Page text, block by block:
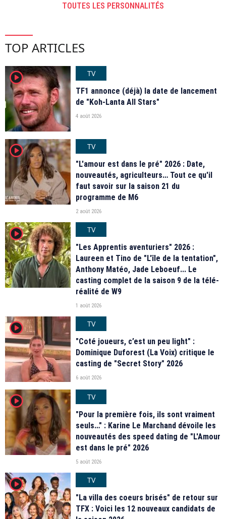
TOUTES LES PERSONNALITÉS
TOP ARTICLES
player2
TV
TF1 annonce (déjà) la date de lancement
de "Koh-Lanta All Stars"
4 août 2026
player2
TV
"L'amour est dans le pré" 2026 : Date,
nouveautés, agriculteurs… Tout ce qu'il
faut savoir sur la saison 21 du
programme de M6
2 août 2026
player2
TV
"Les Apprentis aventuriers" 2026 :
Laureen et Tino de "L'île de la tentation",
Anthony Matéo, Jade Leboeuf... Le
casting complet de la saison 9 de la télé-
réalité de W9
1 août 2026
player2
TV
"Coté joueurs, c’est un peu light" :
Dominique Duforest (La Voix) critique le
casting de "Secret Story" 2026
6 août 2026
player2
TV
"Pour la première fois, ils sont vraiment
seuls…" : Karine Le Marchand dévoile les
nouveautés des speed dating de "L'Amour
est dans le pré" 2026
5 août 2026
player2
TV
"La villa des coeurs brisés" de retour sur
TFX : Voici les 12 nouveaux candidats de